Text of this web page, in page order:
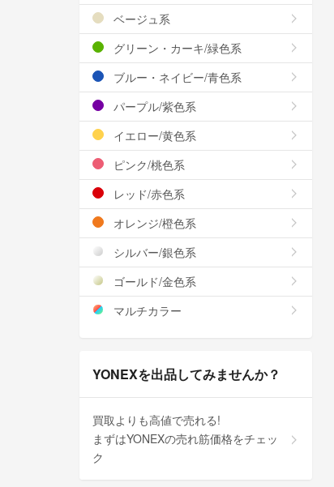
ベージュ系
グリーン・カーキ/緑色系
ブルー・ネイビー/青色系
パープル/紫色系
イエロー/黄色系
ピンク/桃色系
レッド/赤色系
オレンジ/橙色系
シルバー/銀色系
ゴールド/金色系
マルチカラー
YONEXを出品してみませんか？
買取よりも高値で売れる!
まずはYONEXの売れ筋価格をチェッ
ク